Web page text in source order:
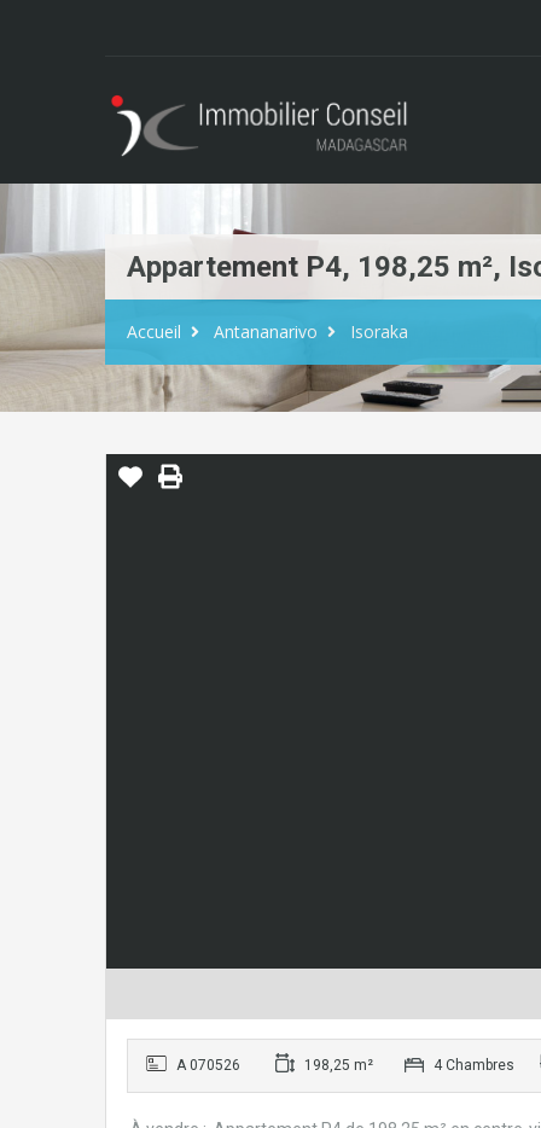
Appartement P4, 198,25 m²,
Accueil Antananarivo Isoraka
A 070526 198,25 m² 4 Chambres